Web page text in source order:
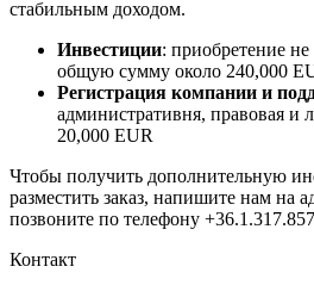
стабильным доходом.
Инвестиции: приобретение
общую сумму около 240,000
Регистрация компании и
административня, правовая и
20,000 EUR
Чтобы получить дополнительную
разместить заказ, напишите нам на
позвоните по телефону
Контакт